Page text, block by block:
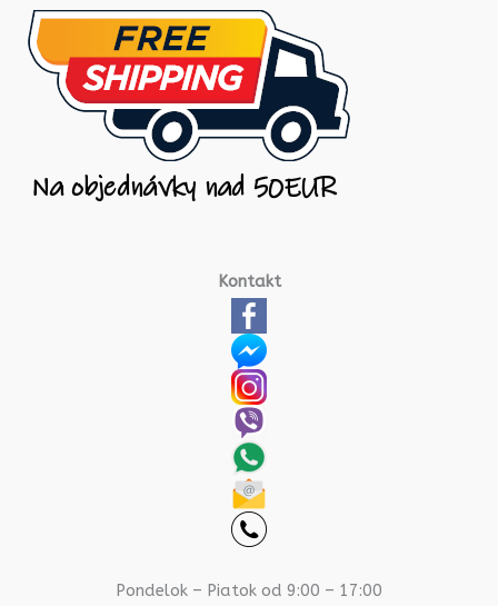
Kontakt
Pondelok – Piatok od 9:00 – 17:00